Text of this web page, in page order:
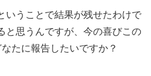
いうことで結果が残せたわけで
と思うんですが、今の喜びこの
たに報告したいですか？